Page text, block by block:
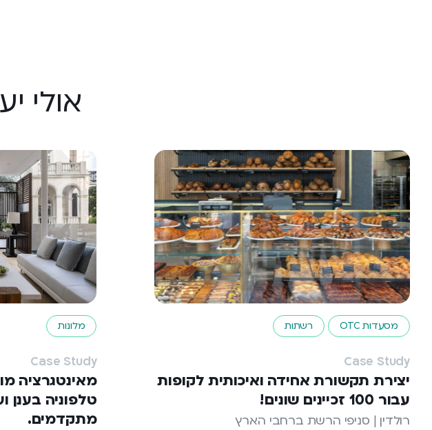
אולי
מסעדות OTC רשתות
Case Study
יצירת תקשורת אחידה ואיכותית לקופות
עבור 100 זכיינים שונים!
רולדין | סניפי הרשת ברחבי הארץ
מלונות
Case Study
מאינטגרציה
טלפוניה בענן
מתקדמים.